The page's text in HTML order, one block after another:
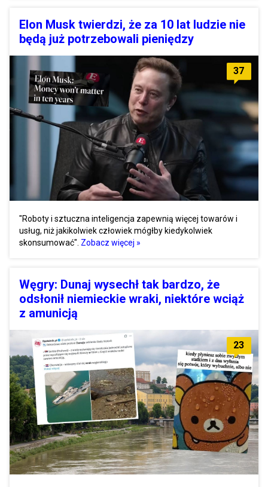
Elon Musk twierdzi, że za 10 lat ludzie nie
będą już potrzebowali pieniędzy
37
"Roboty i sztuczna inteligencja zapewnią więcej towarów i
usług, niż jakikolwiek człowiek mógłby kiedykolwiek
skonsumować". Zobacz więcej »
Węgry: Dunaj wysechł tak bardzo, że
odsłonił niemieckie wraki, niektóre wciąż
z amunicją
23